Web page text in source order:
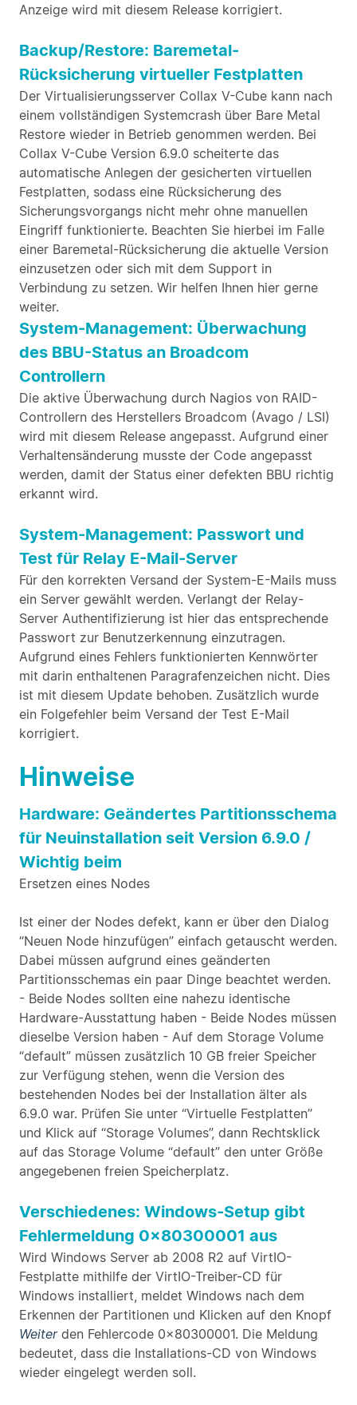
Anzeige wird mit diesem Release korrigiert.
Backup/Restore: Baremetal-
Rücksicherung virtueller Festplatten
Der Virtualisierungsserver Collax V-Cube kann nach
einem vollständigen Systemcrash über Bare Metal
Restore wieder in Betrieb genommen werden. Bei
Collax V-Cube Version 6.9.0 scheiterte das
automatische Anlegen der gesicherten virtuellen
Festplatten, sodass eine Rücksicherung des
Sicherungsvorgangs nicht mehr ohne manuellen
Eingriff funktionierte. Beachten Sie hierbei im Falle
einer Baremetal-Rücksicherung die aktuelle Version
einzusetzen oder sich mit dem Support in
Verbindung zu setzen. Wir helfen Ihnen hier gerne
weiter.
System-Management: Überwachung
des BBU-Status an Broadcom
Controllern
Die aktive Überwachung durch Nagios von RAID-
Controllern des Herstellers Broadcom (Avago / LSI)
wird mit diesem Release angepasst. Aufgrund einer
Verhaltensänderung musste der Code angepasst
werden, damit der Status einer defekten BBU richtig
erkannt wird.
System-Management: Passwort und
Test für Relay E-Mail-Server
Für den korrekten Versand der System-E-Mails muss
ein Server gewählt werden. Verlangt der Relay-
Server Authentifizierung ist hier das entsprechende
Passwort zur Benutzerkennung einzutragen.
Aufgrund eines Fehlers funktionierten Kennwörter
mit darin enthaltenen Paragrafenzeichen nicht. Dies
ist mit diesem Update behoben. Zusätzlich wurde
ein Folgefehler beim Versand der Test E-Mail
korrigiert.
Hinweise
Hardware: Geändertes Partitionsschema
für Neuinstallation seit Version 6.9.0 /
Wichtig beim
Ersetzen eines Nodes
Ist einer der Nodes defekt, kann er über den Dialog
“Neuen Node hinzufügen” einfach getauscht werden.
Dabei müssen aufgrund eines geänderten
Partitionsschemas ein paar Dinge beachtet werden.
- Beide Nodes sollten eine nahezu identische
Hardware-Ausstattung haben - Beide Nodes müssen
dieselbe Version haben - Auf dem Storage Volume
“default” müssen zusätzlich 10 GB freier Speicher
zur Verfügung stehen, wenn die Version des
bestehenden Nodes bei der Installation älter als
6.9.0 war. Prüfen Sie unter “Virtuelle Festplatten”
und Klick auf “Storage Volumes”, dann Rechtsklick
auf das Storage Volume “default” den unter Größe
angegebenen freien Speicherplatz.
Verschiedenes: Windows-Setup gibt
Fehlermeldung 0x80300001 aus
Wird Windows Server ab 2008 R2 auf VirtIO-
Festplatte mithilfe der VirtIO-Treiber-CD für
Windows installiert, meldet Windows nach dem
Erkennen der Partitionen und Klicken auf den Knopf
Weiterden Fehlercode 0x80300001. Die Meldung
bedeutet, dass die Installations-CD von Windows
wieder eingelegt werden soll.